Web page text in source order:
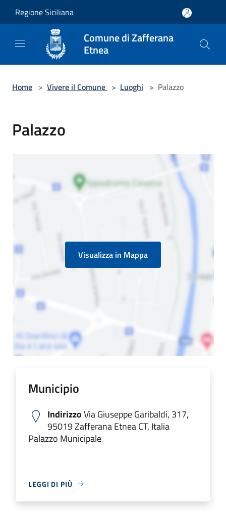
Regione Siciliana
Comune di Zafferana
Etnea
Home > Vivere il Comune > Luoghi > Palazzo
Palazzo
Visualizza in Mappa
Municipio
IndirizzoVia Giuseppe Garibaldi, 317,
95019 Zafferana Etnea CT, Italia
Palazzo Municipale
LEGGI DI PIÙ